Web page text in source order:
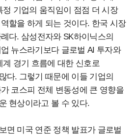
기업의 움직임이 점점 더 시장
할을 하게 되는 것이다. 한국 시장
다. 삼성전자와 SK하이닉스의
뉴스라기보다 글로벌 AI 투자와
경기 흐름에 대한 신호로
다. 그렇기 때문에 이들 기업의
코스피 전체 변동성에 큰 영향을
현상이라고 볼 수 있다.
면 미국 연준 정책 발표가 글로벌